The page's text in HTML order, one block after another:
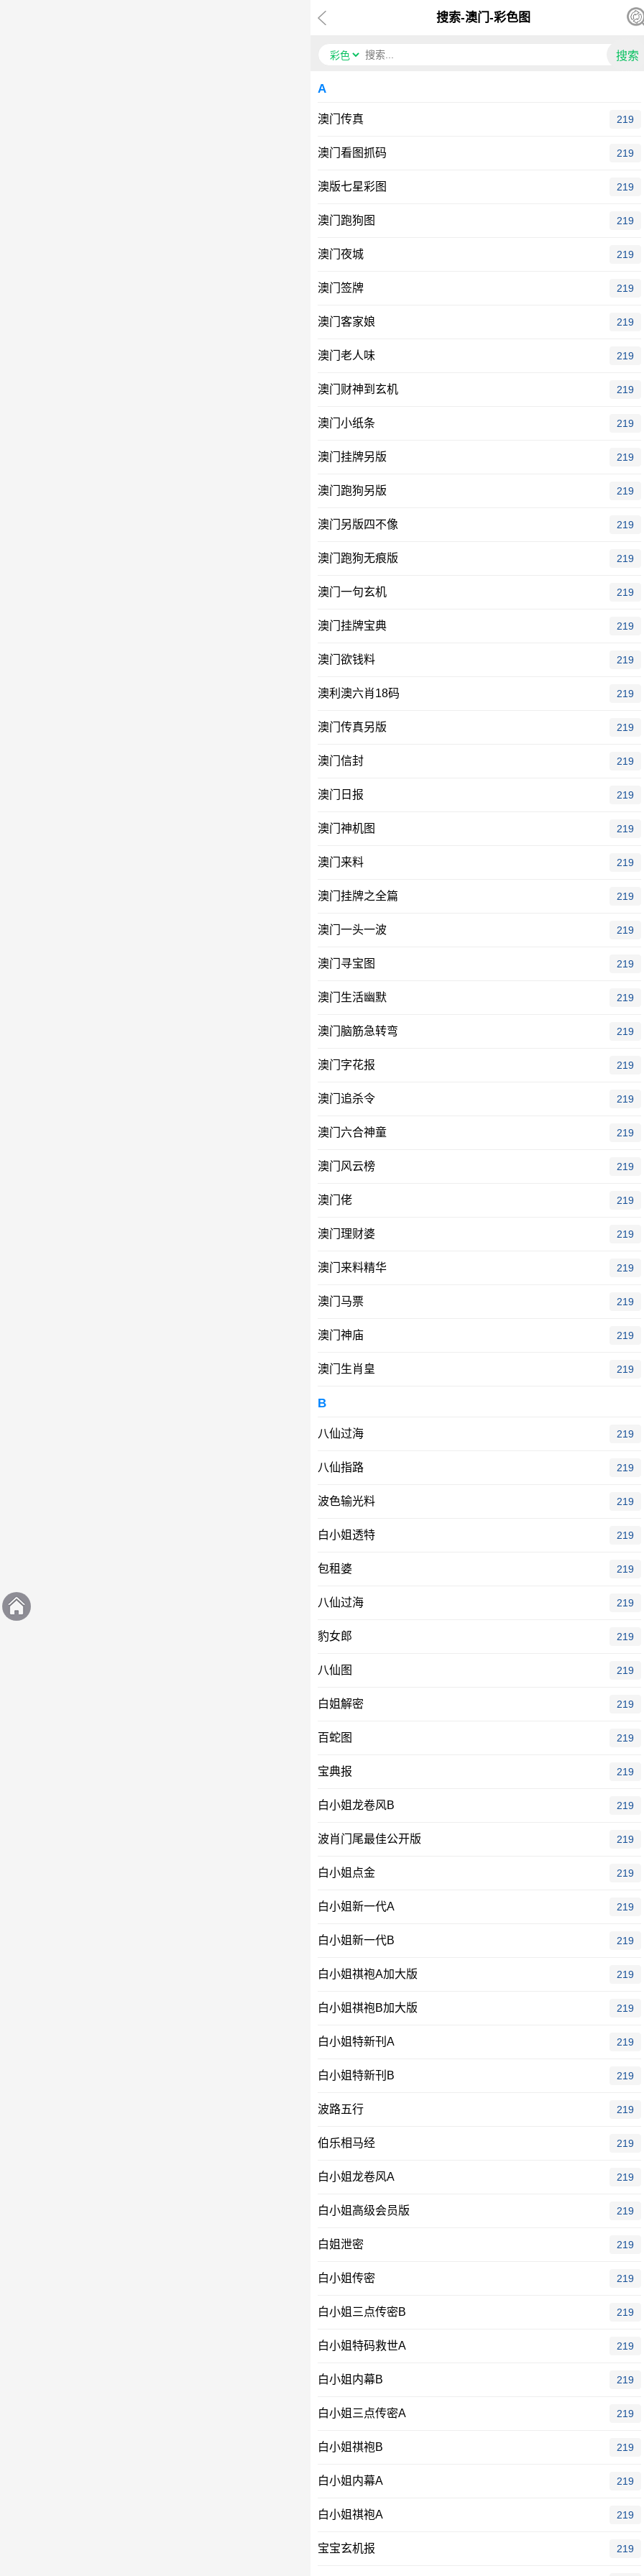
搜索-澳门-彩色图
A
澳门传真 219
澳门看图抓码 219
澳版七星彩图 219
澳门跑狗图 219
澳门夜城 219
澳门签牌 219
澳门客家娘 219
澳门老人味 219
澳门财神到玄机 219
澳门小纸条 219
澳门挂牌另版 219
澳门跑狗另版 219
澳门另版四不像 219
澳门跑狗无痕版 219
澳门一句玄机 219
澳门挂牌宝典 219
澳门欲钱料 219
澳利澳六肖18码 219
澳门传真另版 219
澳门信封 219
澳门日报 219
澳门神机图 219
澳门来料 219
澳门挂牌之全篇 219
澳门一头一波 219
澳门寻宝图 219
澳门生活幽默 219
澳门脑筋急转弯 219
澳门字花报 219
澳门追杀令 219
澳门六合神童 219
澳门风云榜 219
澳门佬 219
澳门理财婆 219
澳门来料精华 219
澳门马票 219
澳门神庙 219
澳门生肖皇 219
B
八仙过海 219
八仙指路 219
波色输光料 219
白小姐透特 219
包租婆 219
八仙过海 219
豹女郎 219
八仙图 219
白姐解密 219
百蛇图 219
宝典报 219
白小姐龙卷风B 219
波肖门尾最佳公开版 219
白小姐点金 219
白小姐新一代A 219
白小姐新一代B 219
白小姐祺袍A加大版 219
白小姐祺袍B加大版 219
白小姐特新刊A 219
白小姐特新刊B 219
波路五行 219
伯乐相马经 219
白小姐龙卷风A 219
白小姐高级会员版 219
白姐泄密 219
白小姐传密 219
白小姐三点传密B 219
白小姐特码救世A 219
白小姐内幕B 219
白小姐三点传密A 219
白小姐祺袍B 219
白小姐内幕A 219
白小姐祺袍A 219
宝宝玄机报 219